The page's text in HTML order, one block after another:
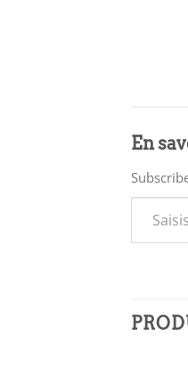
En
Saisissez votre adresse e-mail…